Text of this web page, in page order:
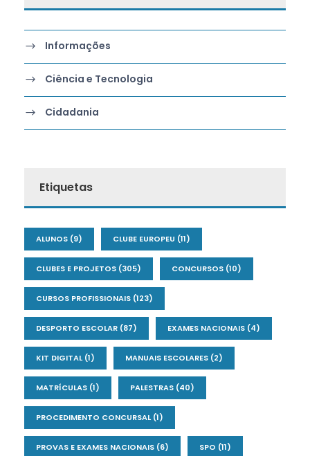
Informações
Ciência e Tecnologia
Cidadania
Etiquetas
ALUNOS (9) CLUBE EUROPEU (11)
CLUBES E PROJETOS (305) CONCURSOS (10)
CURSOS PROFISSIONAIS (123)
DESPORTO ESCOLAR (87) EXAMES NACIONAIS (4)
KIT DIGITAL(1) MANUAIS ESCOLARES (2)
MATRÍCULAS (1) PALESTRAS (40)
PROCEDIMENTO CONCURSAL(1)
PROVAS E EXAMES NACIONAIS (6) SPO (11)